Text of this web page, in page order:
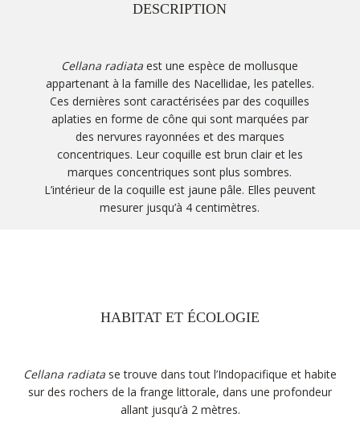
DESCRIPTION
Cellana radiataest une espèce de mollusque
appartenant à la famille des Nacellidae, les patelles.
Ces dernières sont caractérisées par des coquilles
aplaties en forme de cône qui sont marquées par
des nervures rayonnées et des marques
concentriques. Leur coquille est brun clair et les
marques concentriques sont plus sombres.
L’intérieur de la coquille est jaune pâle. Elles peuvent
mesurer jusqu’à 4 centimètres.
HABITAT ET ÉCOLOGIE
Cellana radiata se trouve dans tout l’Indopacifique et habite
sur des rochers de la frange littorale, dans une profondeur
allant jusqu’à 2 mètres.